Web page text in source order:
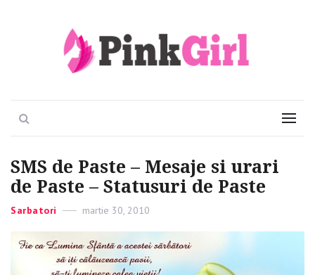
PinkGirl Menu
SMS de Paste – Mesaje si urari
de Paste – Statusuri de Paste
Categories
Sarbatori
Posted
martie 30, 2010